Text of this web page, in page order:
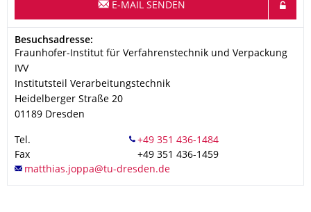
E-MAIL SENDEN
Adresse
Besuchsadresse:
Fraunhofer-Institut für Verfahrenstechnik und Verpackung
IVV
Institutsteil Verarbeitungstechnik
Heidelberger Straße 20
01189 Dresden
Tel.
Fax
+49 351 436-1459